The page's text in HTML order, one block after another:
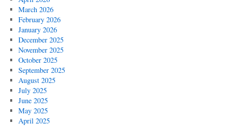
March 2026
February 2026
January 2026
December 2025
November 2025
October 2025
September 2025
August 2025
July 2025
June 2025
May 2025
April 2025